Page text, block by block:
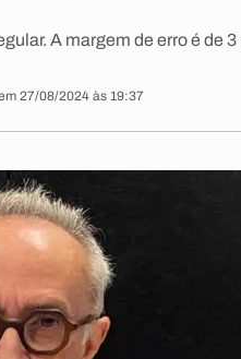
A margem de erro é de
27/08/2024 às 19:37